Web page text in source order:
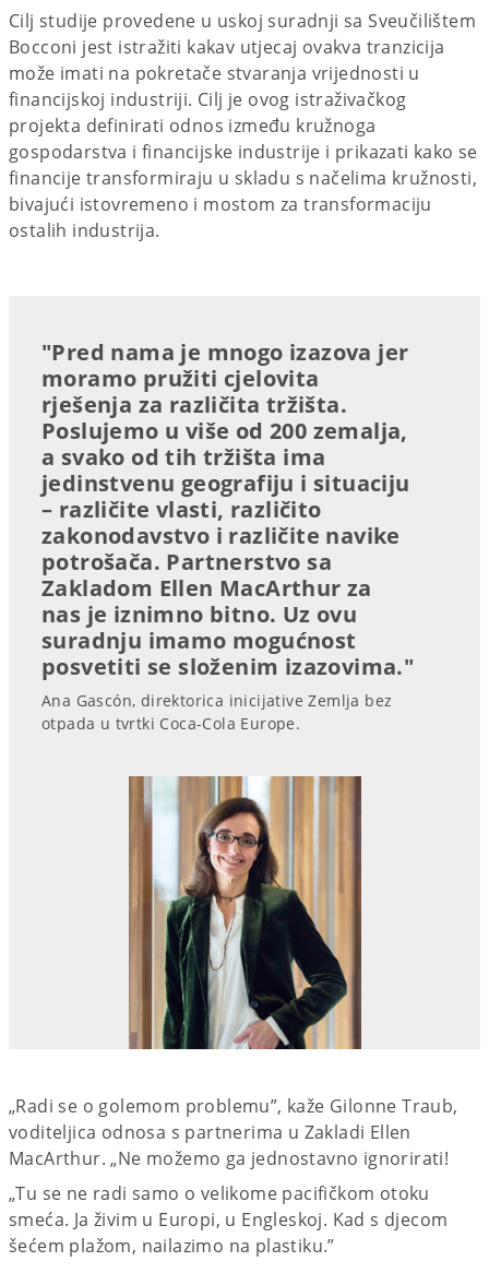
Cilj studije provedene u uskoj suradnji sa Sveučilištem
Bocconi jest istražiti kakav utjecaj ovakva tranzicija
može imati na pokretače stvaranja vrijednosti u
financijskoj industriji. Cilj je ovog istraživačkog
projekta definirati odnos između kružnoga
gospodarstva i financijske industrije i prikazati kako se
financije transformiraju u skladu s načelima kružnosti,
bivajući istovremeno i mostom za transformaciju
ostalih industrija.
"Pred nama je mnogo izazova jer
moramo pružiti cjelovita
rješenja za različita tržišta.
Poslujemo u više od 200 zemalja,
a svako od tih tržišta ima
jedinstvenu geografiju i situaciju
– različite vlasti, različito
zakonodavstvo i različite navike
potrošača. Partnerstvo sa
Zakladom Ellen MacArthur za
nas je iznimno bitno. Uz ovu
suradnju imamo mogućnost
posvetiti se složenim izazovima."
Ana Gascón, direktorica inicijative Zemlja bez
otpada u tvrtki Coca-Cola Europe.
„Radi se o golemom problemu”, kaže Gilonne Traub,
voditeljica odnosa s partnerima u Zakladi Ellen
MacArthur. „Ne možemo ga jednostavno ignorirati!
„Tu se ne radi samo o velikome pacifičkom otoku
smeća. Ja živim u Europi, u Engleskoj. Kad s djecom
šećem plažom, nailazimo na plastiku.”